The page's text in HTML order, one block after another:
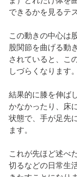
できるかを見るテ
この動きの中心は
股関節を曲げる動
されていると、こ
しづらくなります。
結果的に膝を伸ば
かなかったり、床
状態で、手が足先
ます。
これが先ほど述べ
切るなどの日常生